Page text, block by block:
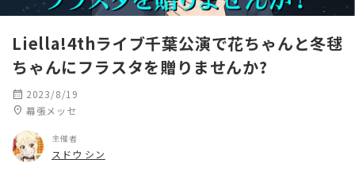
Liella!4thライブ千葉公演で花ちゃんと冬毬
ちゃんにフラスタを贈りませんか?
calendar_month 2023/8/19
location_on 幕張メッセ
主催者
スドウ シン